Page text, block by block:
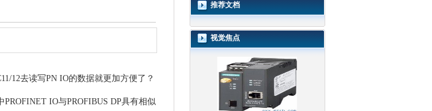
12去读写PN IO的数据就更加方便了？
IO与PROFIBUS DP具有相似
推荐文档
视觉焦点